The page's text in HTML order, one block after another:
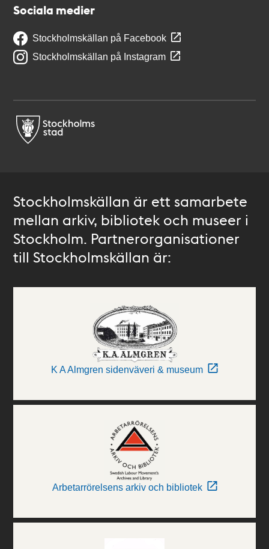
Sociala medier
Stockholmskällan på Facebook
Stockholmskällan på Instagram
Stockholmskällan är ett samarbete
mellan arkiv, bibliotek och museer i
Stockholm. Partnerorganisationer
till Stockholmskällan är:
K A Almgren sidenväveri & museum
Arbetarrörelsens arkiv och bibliotek